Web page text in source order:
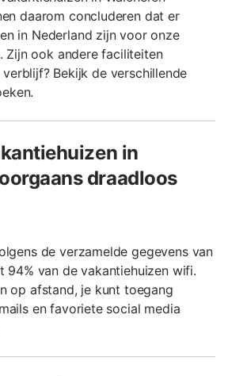
daarom concluderen dat er
in Nederland zijn voor onze
Zijn ook andere faciliteiten
Bekijk de verschillende
in
draadloos
de verzamelde gegevens van
94% van de vakantiehuizen wifi.
op afstand, je kunt toegang
en favoriete social media